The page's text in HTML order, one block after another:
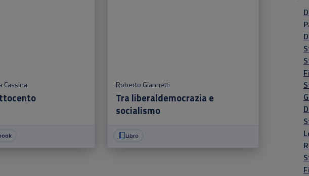
Cassina Roberto Giannetti
Tra liberaldemocrazia e
socialismo
Libro